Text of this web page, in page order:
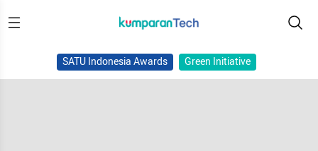
SATU Indonesia Awards Green Initiative